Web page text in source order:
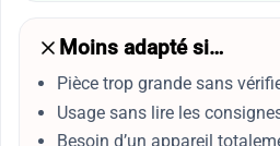
Moins adapté si…
Pièce trop grande sans
Usage sans lire les
Besoin d’un appareil